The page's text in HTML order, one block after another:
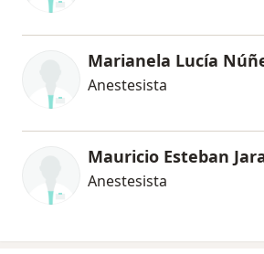
Marianela Lucía
Anestesista
Mauricio Esteban
Anestesista